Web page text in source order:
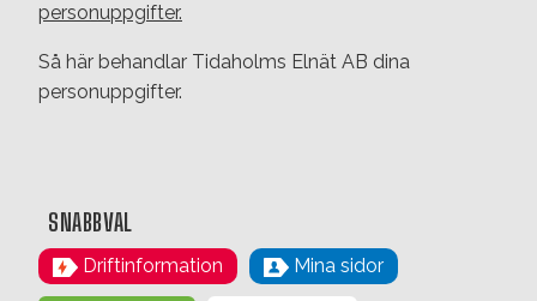
personuppgifter.
Så här behandlar Tidaholms Elnät AB dina
personuppgifter.
SNABBVAL
Driftinformation Mina sidor